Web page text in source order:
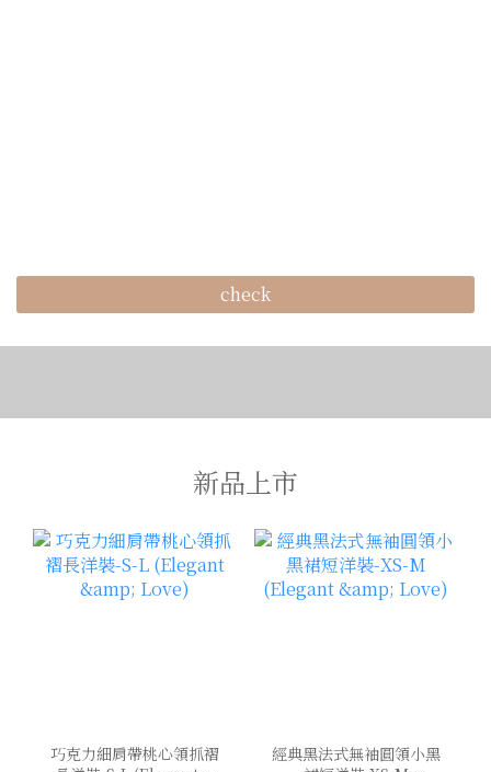
check
新品上市
巧克力細肩帶桃心領抓褶
經典黑法式無袖圓領小黑